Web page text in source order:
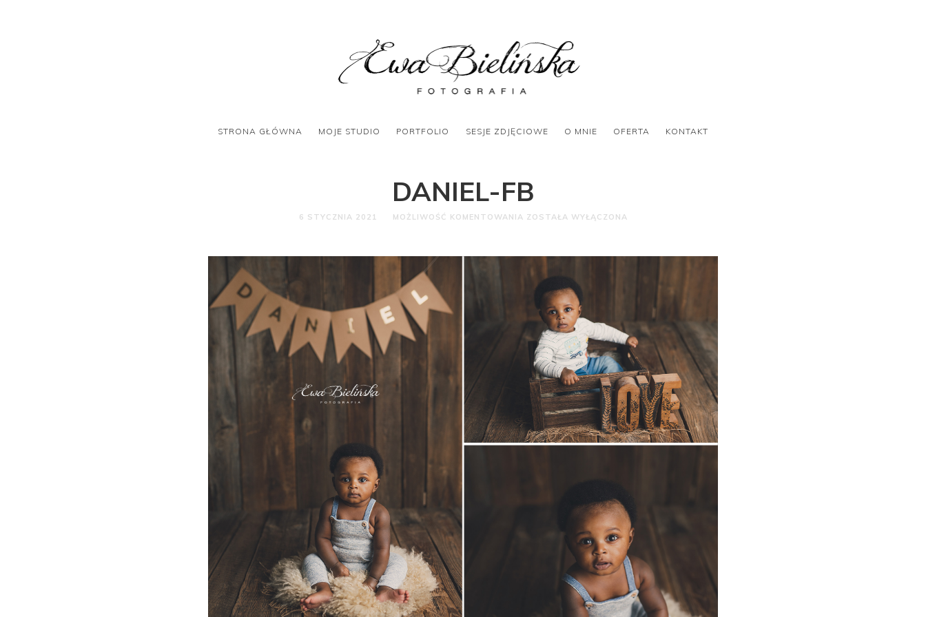
STRONA GŁÓWNA MOJE STUDIO PORTFOLIO SESJE ZDJĘCIOWE O MNIE OFERTA KONTAKT
DANIEL-FB
6 STYCZNIA 2021 MOŻLIWOŚĆ KOMENTOWANIA ZOSTAŁA WYŁĄCZONA